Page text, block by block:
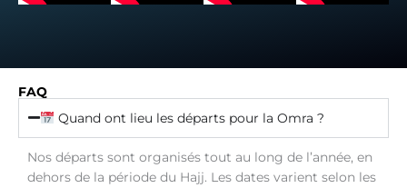
FAQ
Quand ont lieu les départs pour la Omra ?
Nos départs sont organisés tout au long de l’année, en
dehors de la période du Hajj. Les dates varient selon les